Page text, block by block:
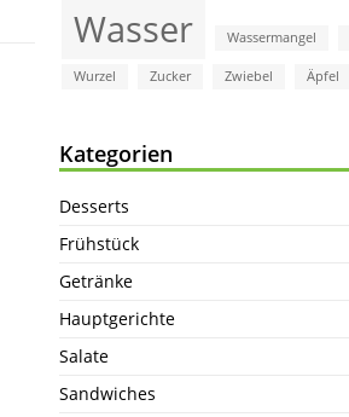
Wasser Wassermangel
Wurzel Zucker Zwiebel Äpfel
Kategorien
Desserts
Frühstück
Getränke
Hauptgerichte
Salate
Sandwiches